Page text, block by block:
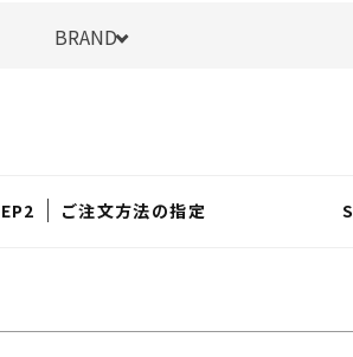
BRAND
ご注文方法の指定